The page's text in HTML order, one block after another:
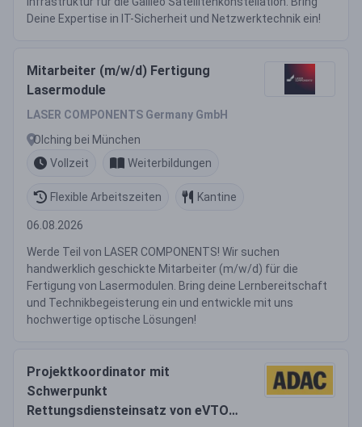
Deine Expertise in IT-Sicherheit und Netzwerktechnik ein!
Mitarbeiter (m/w/d) Fertigung
Lasermodule
LASER COMPONENTS Germany GmbH
Olching bei München
Vollzeit
Weiterbildungen
Flexible Arbeitszeiten Kantine
06.08.2026
Werde Teil von LASER COMPONENTS! Wir suchen
handwerklich geschickte Mitarbeiter (m/w/d) für die
Fertigung von Lasermodulen. Bring deine Lernbereitschaft
und Technikbegeisterung ein und entwickle mit uns
hochwertige optische Lösungen!
Projektkoordinator mit
Schwerpunkt
Rettungsdiensteinsatz von eVTOL